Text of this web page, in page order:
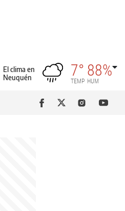
El clima en
Neuquén
7°
TEMP
88%
HUM